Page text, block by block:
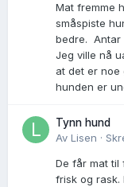
Mat fremme
småspiste
bedre. Antar
Jeg ville nå
at det er noe
hunden er
Tynn hund
Av Lisen ·
De får mat til
frisk og rask.